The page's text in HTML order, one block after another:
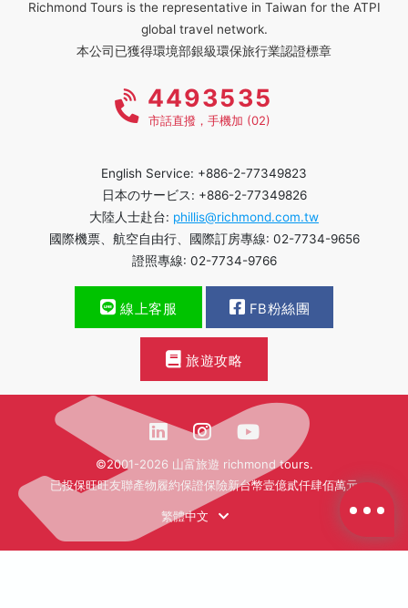
Richmond Tours is the representative in Taiwan for the ATPI
global travel network.
本公司已獲得環境部銀級環保旅行業認證標章
4493535
市話直撥，手機加 (02)
English Service: +886-2-77349823
日本のサービス: +886-2-77349826
大陸人士赴台: phillis@richmond.com.tw
國際機票、航空自由行、國際訂房專線: 02-7734-9656
證照專線: 02-7734-9766
線上客服 FB粉絲團
旅遊攻略
©2001-2026 山富旅遊 richmond tours.
已投保旺旺友聯產物履約保證保險新台幣壹億貳仟肆佰萬元
繁體中文